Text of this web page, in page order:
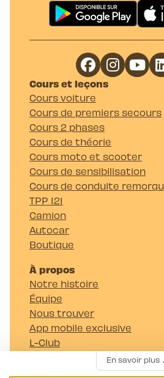
Cours et leçons
Cours voiture
Cours de premiers secours
Cours 2 phases
Cours de théorie
Cours moto et scooter
Cours de sensibilisation
Cours de conduite
TPP 121
Camion
Autocar
Boutique
À propos
Notre histoire
Équipe
Nous trouver
App mobile exclusive
L-Club
En savoir plus